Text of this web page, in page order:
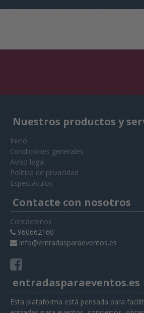
Nuestros productos y
Inicio
Condiciones generales
Aviso legal
Política de privacidad
Espectáculos
Contacte con nosotros
Contáctenos
960662160
info@entradasparaeventos.es
entradasparaeventos.es
Esta plataforma está pensada para